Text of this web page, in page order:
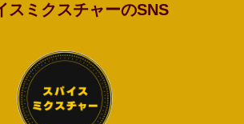
スミクスチャーのSNS